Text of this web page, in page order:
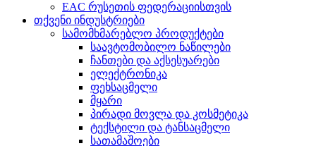
EAC რუსეთის ფედერაციისთვის
თქვენი ინდუსტრიები
სამომხმარებლო პროდუქტები
საავტომობილო ნაწილები
ჩანთები და აქსესუარები
ელექტრონიკა
ფეხსაცმელი
მყარი
პირადი მოვლა და კოსმეტიკა
ტექსტილი და ტანსაცმელი
სათამაშოები